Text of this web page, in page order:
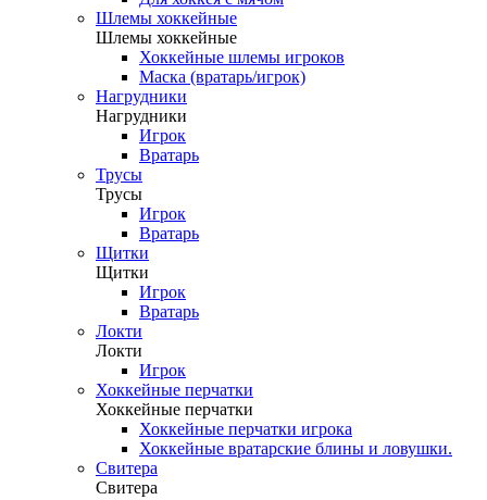
Шлемы хоккейные
Шлемы хоккейные
Хоккейные шлемы игроков
Маска (вратарь/игрок)
Нагрудники
Нагрудники
Игрок
Вратарь
Трусы
Трусы
Игрок
Вратарь
Щитки
Щитки
Игрок
Вратарь
Локти
Локти
Игрок
Хоккейные перчатки
Хоккейные перчатки
Хоккейные перчатки игрока
Хоккейные вратарские блины и ловушки.
Свитера
Свитера